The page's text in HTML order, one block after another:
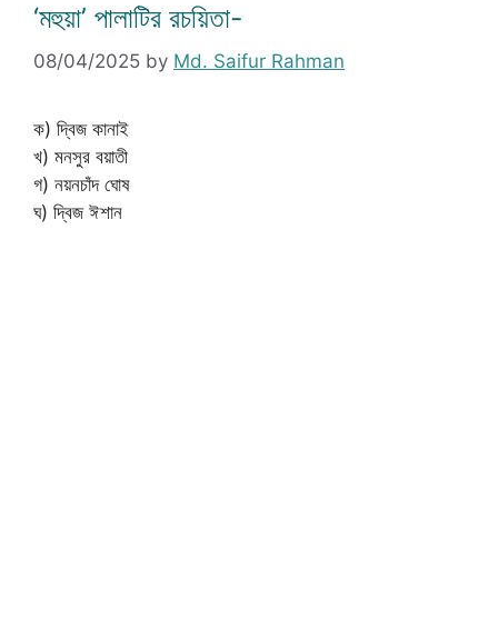
‘মহুয়া’ পালাটির রচয়িতা-
08/04/2025 by Md. Saifur Rahman
ক) দ্বিজ কানাই
খ) মনসুর বয়াতী
গ) নয়নচাঁদ ঘোষ
ঘ) দ্বিজ ঈশান